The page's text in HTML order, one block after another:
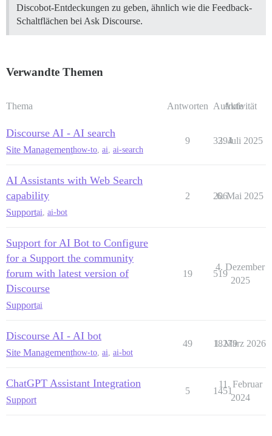
Discobot-Entdeckungen zu geben, ähnlich wie die Feedback-
Schaltflächen bei Ask Discourse.
Verwandte Themen
Thema Antworten Aufrufe
Aktivität
Discourse AI - AI search
Site Managementhow-to, ai, ai-search
9 3394
2. Juli 2025
AI Assistants with Web Search
capability
Supportai, ai-bot
2 206
6. Mai 2025
Support for AI Bot to Configure
for a Support the community
forum with latest version of
Discourse
Supportai
19 519
4. Dezember
2025
Discourse AI - AI bot
Site Managementhow-to, ai, ai-bot
49 18279
1. März 2026
ChatGPT Assistant Integration
Support
5 1451
11. Februar
2024